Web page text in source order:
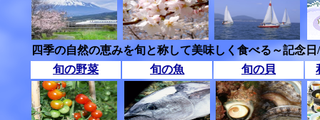
四季の自然の恵みを旬と称して美味しく食べる～記念
旬の野菜
旬の魚 旬の貝